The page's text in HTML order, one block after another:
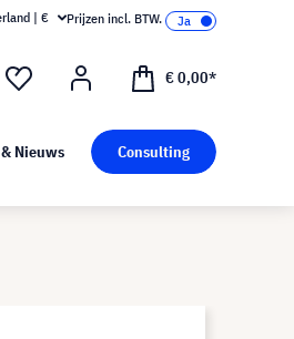
| € Prijzen incl. BTW.
€ 0,00*
Nieuws Consulting